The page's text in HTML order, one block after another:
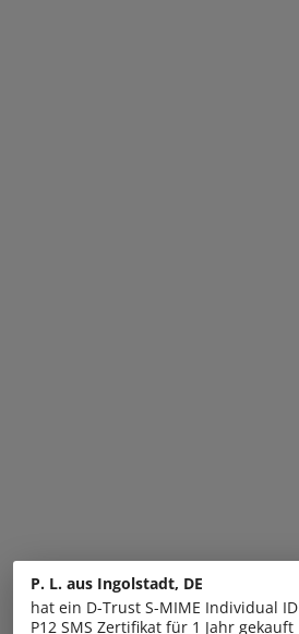
P. L. aus Ingolstadt, DE
hat ein D-Trust S-MIME Individual ID
P12 SMS Zertifikat für 1 Jahr gekauft